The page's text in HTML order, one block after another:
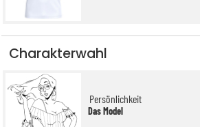
Charakterwahl
Persönlichkeit
Das Model